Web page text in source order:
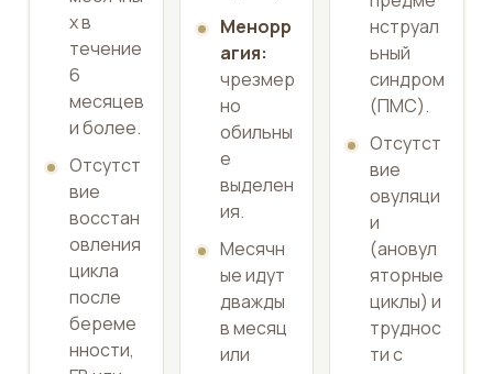
х в
течение
6
месяцев
и более.
Отсутст
вие
восстан
овления
цикла
после
береме
нности,
Менорр
агия:
чрезмер
но
обильны
е
выделен
ия.
Месячн
ые идут
дважды
в месяц
или
нструал
ьный
синдром
(ПМС).
Отсутст
вие
овуляци
и
(ановул
яторные
циклы) и
труднос
ти с